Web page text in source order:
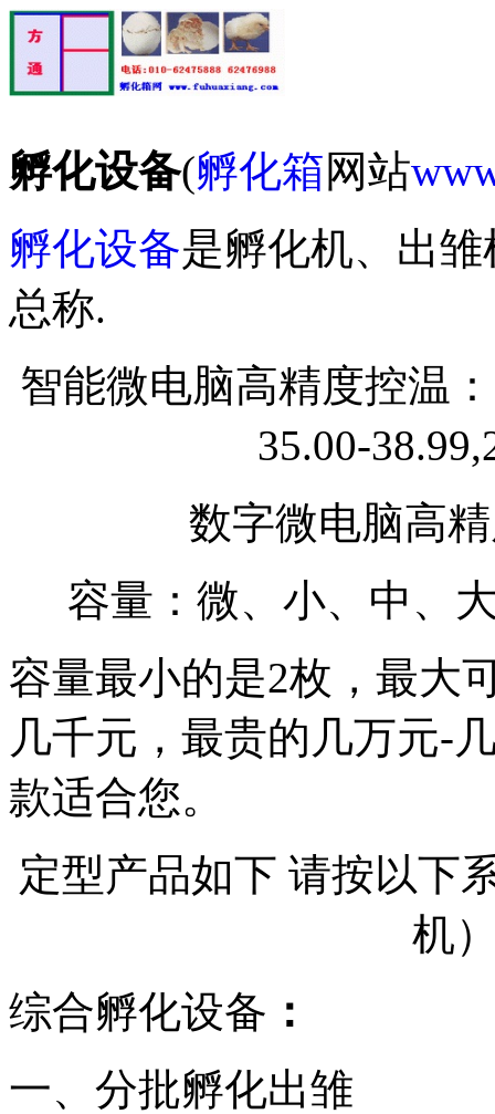
孵化设备(孵化箱网站
孵化设备是孵化机、出
总称.
智能微电脑高精度控温
35.00-
数字微电脑高
容量：微、小、中、
容量最小的是2枚，最大
几千元，最贵的几万元-
款适合您。
定型产品如下 请按以下
机
综合孵化设备 ：
一、分批孵化出雏